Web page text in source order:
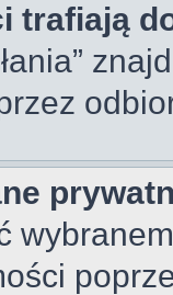
trafiają